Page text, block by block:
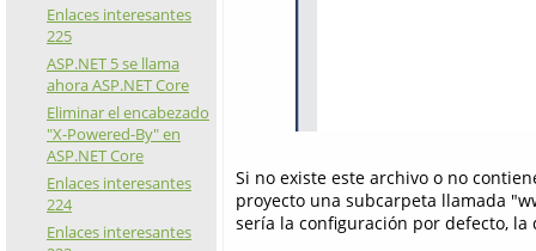
Enlaces interesantes
225
ASP.NET 5 se llama
ahora ASP.NET Core
Eliminar el encabezado
"X-Powered-By" en
ASP.NET Core
Enlaces interesantes
224
Enlaces interesantes
Si no existe este archivo o no
proyecto una subcarpeta llamada
sería la configuración por defecto,